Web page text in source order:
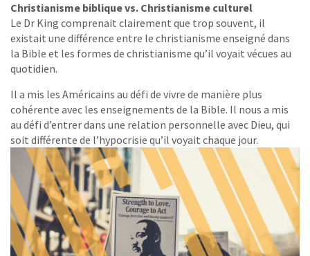
Christianisme biblique vs. Christianisme culturel
Le Dr King comprenait clairement que trop souvent, il
existait une différence entre le christianisme enseigné dans
la Bible et les formes de christianisme qu’il voyait vécues au
quotidien.
Il a mis les Américains au défi de vivre de manière plus
cohérente avec les enseignements de la Bible. Il nous a mis
au défi d’entrer dans une relation personnelle avec Dieu, qui
soit différente de l’hypocrisie qu’il voyait chaque jour.